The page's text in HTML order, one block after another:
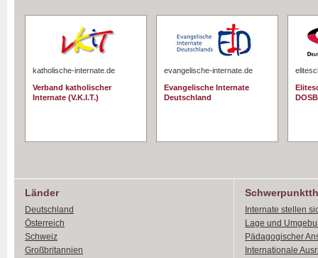
katholische-internate.de
Verband katholischer
Internate (V.K.I.T.)
evangelische-internate.de
Evangelische Internate
Deutschland
DOSB
Länder
Deutschland
Österreich
Schweiz
Großbritannien
Internate stellen
Lage und
Pädagogischer
Internationale